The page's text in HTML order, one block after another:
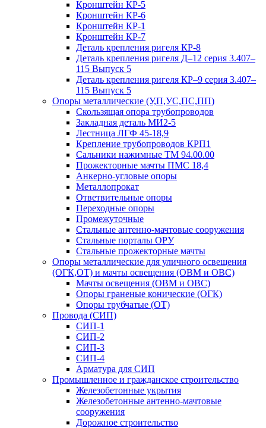
Кронштейн КР-5
Кронштейн КР-6
Кронштейн КР-1
Кронштейн КР-7
Деталь крепления ригеля КР‑8
Деталь крепления ригеля Д–12 серия 3.407–
115 Выпуск 5
Деталь крепления ригеля КР–9 серия 3.407–
115 Выпуск 5
Опоры металлические (У,П,УС,ПС,ПП)
Скользящая опора трубопроводов
Закладная деталь МИ2-5
Лестница ЛГФ 45-18,9
Крепление трубопроводов КРП1
Сальники нажимные ТМ 94.00.00
Прожекторные мачты ПМС 18,4
Анкерно-угловые опоры
Металлопрокат
Ответвительные опоры
Переходные опоры
Промежуточные
Стальные антенно-мачтовые сооружения
Стальные порталы ОРУ
Стальные прожекторные мачты
Опоры металлические для уличного освещения
(ОГК,ОТ) и мачты освещения (ОВМ и ОВС)
Мачты освещения (ОВМ и ОВС)
Опоры граненые конические (ОГК)
Опоры трубчатые (ОТ)
Провода (СИП)
СИП-1
СИП-2
СИП-3
СИП-4
Арматура для СИП
Промышленное и гражданское строительство
Железобетонные укрытия
Железобетонные антенно-мачтовые
сооружения
Дорожное строительство